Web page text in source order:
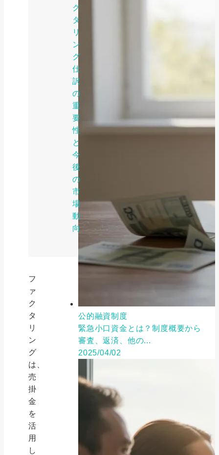
ク
タ
リ
ン
グ
仕
訳
の
重
要
性
と
今
後
の
市
場
動
向
フ
ァ
ク
タ
リ
ン
グ
は、
売
掛
金
を
活
用
し
公的融資制度
緊急小口資金とは？制度概要から
審査、返済、他の...
2025/04/02